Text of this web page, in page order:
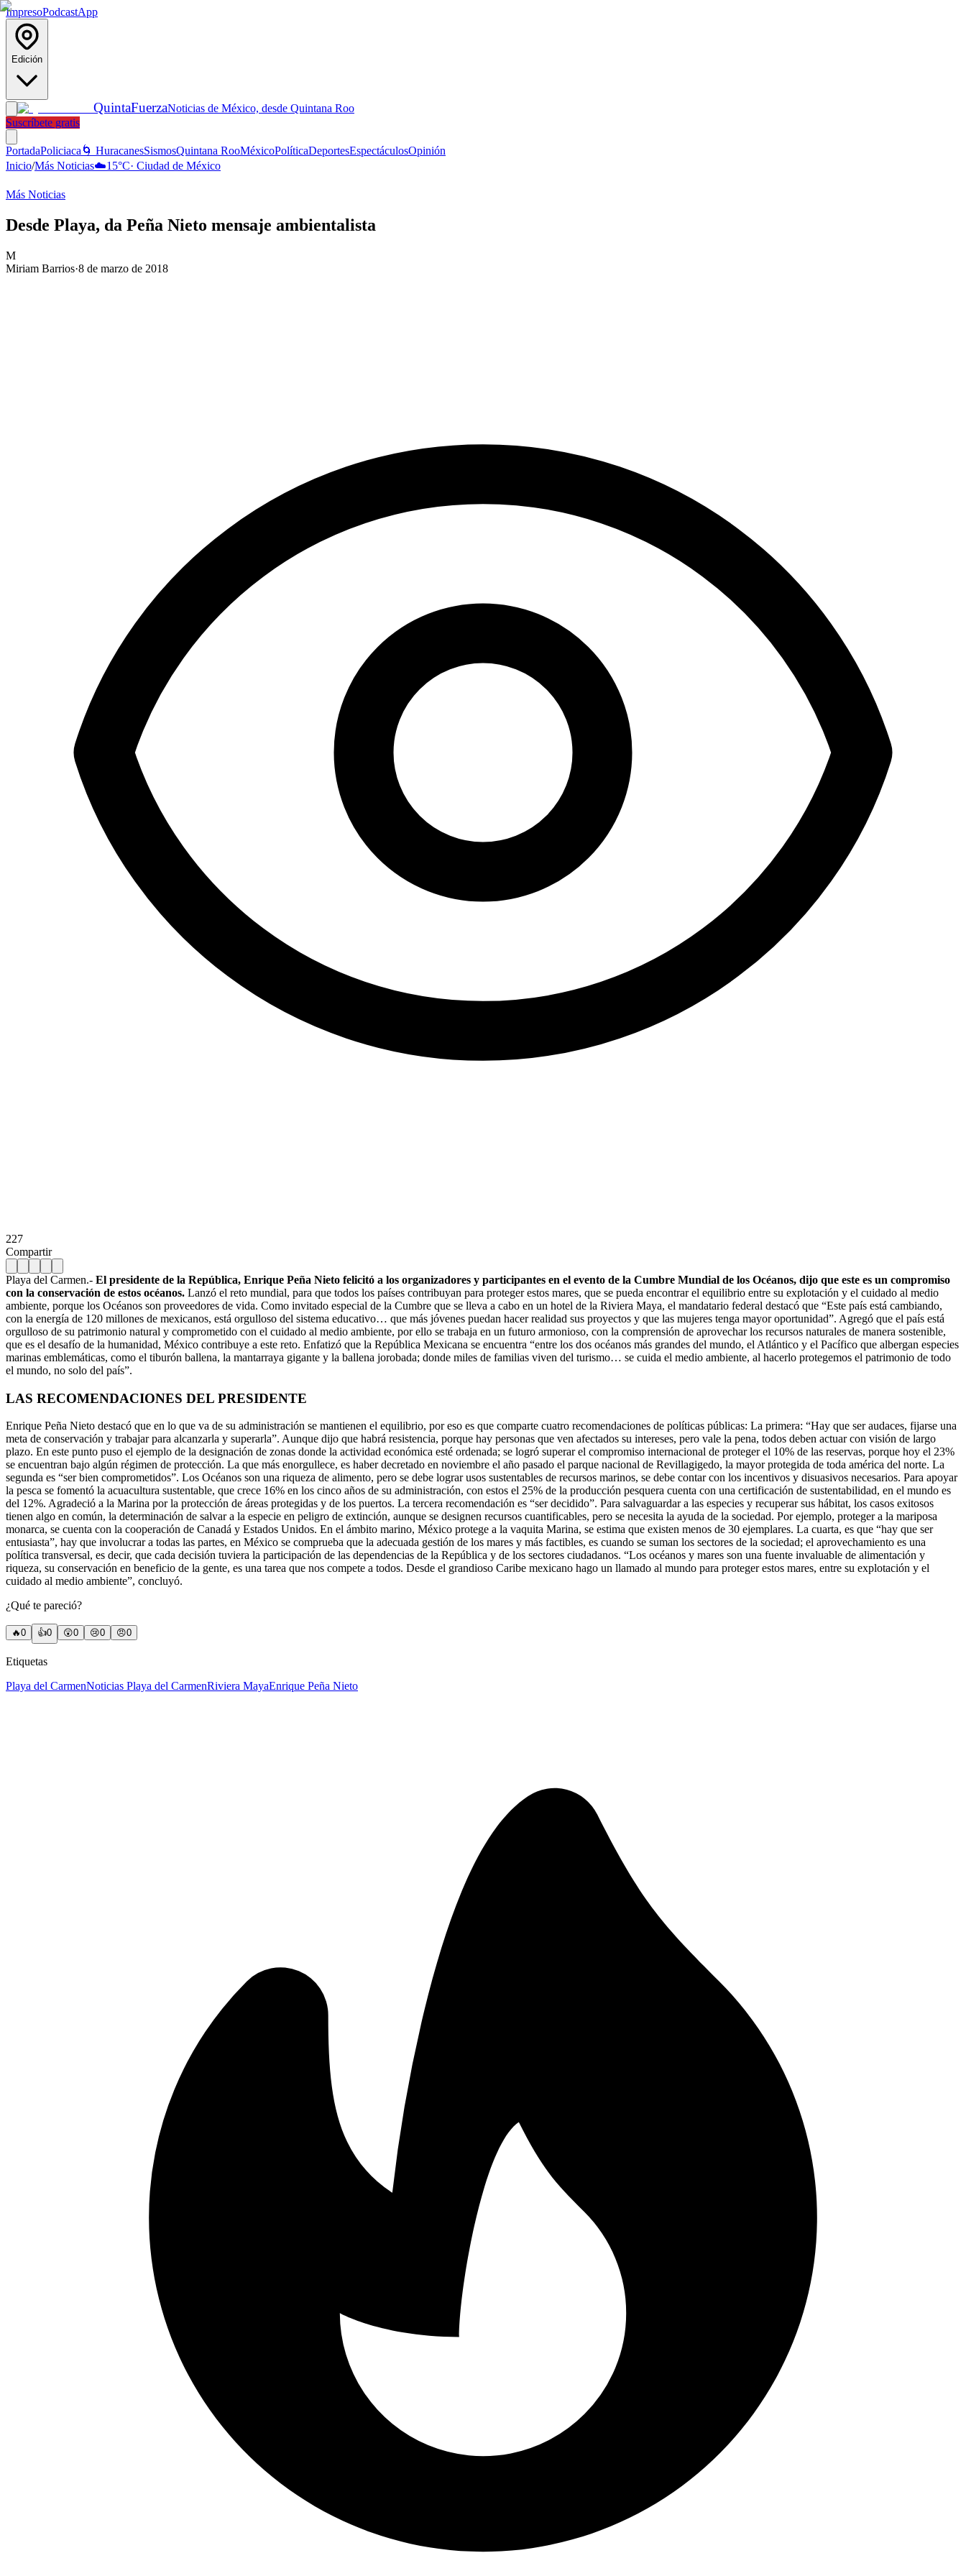
ImpresoPodcastApp
Edición
QuintaFuerzaNoticias de México, desde Quintana Roo
Suscríbete gratis
PortadaPoliciaca 🌀 HuracanesSismosQuintana RooMéxicoPolíticaDeportesEspectáculosOpinión
Inicio/Más Noticias☁️15°C· Ciudad de México
Más Noticias
Desde Playa, da Peña Nieto mensaje ambientalista
M
Miriam Barrios·8 de marzo de 2018
227
Compartir
Playa del Carmen.- El presidente de la República, Enrique Peña Nieto felicitó a los organizadores y participantes en el evento de la Cumbre Mundial de los Océanos, dijo que este es un compromiso
con la conservación de estos océanos. Lanzó el reto mundial, para que todos los países contribuyan para proteger estos mares, que se pueda encontrar el equilibrio entre su explotación y el cuidado al medio
ambiente, porque los Océanos son proveedores de vida. Como invitado especial de la Cumbre que se lleva a cabo en un hotel de la Riviera Maya, el mandatario federal destacó que “Este país está cambiando,
con la energía de 120 millones de mexicanos, está orgulloso del sistema educativo… que más jóvenes puedan hacer realidad sus proyectos y que las mujeres tenga mayor oportunidad”. Agregó que el país está
orgulloso de su patrimonio natural y comprometido con el cuidado al medio ambiente, por ello se trabaja en un futuro armonioso, con la comprensión de aprovechar los recursos naturales de manera sostenible,
que es el desafío de la humanidad, México contribuye a este reto. Enfatizó que la República Mexicana se encuentra “entre los dos océanos más grandes del mundo, el Atlántico y el Pacífico que albergan especies
marinas emblemáticas, como el tiburón ballena, la mantarraya gigante y la ballena jorobada; donde miles de familias viven del turismo… se cuida el medio ambiente, al hacerlo protegemos el patrimonio de todo
el mundo, no solo del país”.
LAS RECOMENDACIONES DEL PRESIDENTE
Enrique Peña Nieto destacó que en lo que va de su administración se mantienen el equilibrio, por eso es que comparte cuatro recomendaciones de políticas públicas: La primera: “Hay que ser audaces, fijarse una
meta de conservación y trabajar para alcanzarla y superarla”. Aunque dijo que habrá resistencia, porque hay personas que ven afectados su intereses, pero vale la pena, todos deben actuar con visión de largo
plazo. En este punto puso el ejemplo de la designación de zonas donde la actividad económica esté ordenada; se logró superar el compromiso internacional de proteger el 10% de las reservas, porque hoy el 23%
se encuentran bajo algún régimen de protección. La que más enorgullece, es haber decretado en noviembre el año pasado el parque nacional de Revillagigedo, la mayor protegida de toda américa del norte. La
segunda es “ser bien comprometidos”. Los Océanos son una riqueza de alimento, pero se debe lograr usos sustentables de recursos marinos, se debe contar con los incentivos y disuasivos necesarios. Para apoyar
la pesca se fomentó la acuacultura sustentable, que crece 16% en los cinco años de su administración, con estos el 25% de la producción pesquera cuenta con una certificación de sustentabilidad, en el mundo es
del 12%. Agradeció a la Marina por la protección de áreas protegidas y de los puertos. La tercera recomendación es “ser decidido”. Para salvaguardar a las especies y recuperar sus hábitat, los casos exitosos
tienen algo en común, la determinación de salvar a la especie en peligro de extinción, aunque se designen recursos cuantificables, pero se necesita la ayuda de la sociedad. Por ejemplo, proteger a la mariposa
monarca, se cuenta con la cooperación de Canadá y Estados Unidos. En el ámbito marino, México protege a la vaquita Marina, se estima que existen menos de 30 ejemplares. La cuarta, es que “hay que ser
entusiasta”, hay que involucrar a todas las partes, en México se comprueba que la adecuada gestión de los mares y más factibles, es cuando se suman los sectores de la sociedad; el aprovechamiento es una
política transversal, es decir, que cada decisión tuviera la participación de las dependencias de la República y de los sectores ciudadanos. “Los océanos y mares son una fuente invaluable de alimentación y
riqueza, su conservación en beneficio de la gente, es una tarea que nos compete a todos. Desde el grandioso Caribe mexicano hago un llamado al mundo para proteger estos mares, entre su explotación y el
cuidado al medio ambiente”, concluyó.
¿Qué te pareció?
🔥0 👍0 😲0 😢0 😠0
Etiquetas
Playa del CarmenNoticias Playa del CarmenRiviera MayaEnrique Peña Nieto